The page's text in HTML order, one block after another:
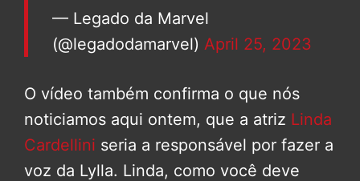
— Legado da Marvel
(@legadodamarvel) April 25, 2023
O vídeo também confirma o que nós
noticiamos aqui ontem, que a atriz Linda
Cardellini seria a responsável por fazer a
voz da Lylla. Linda, como você deve